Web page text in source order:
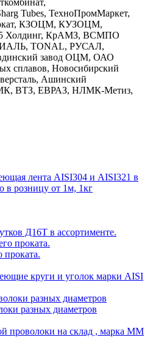
Tubes, ТехноПромМаркет,
КЗОЦМ, КУЗОЦМ,
Холдинг, КрАМЗ, ВСМПО
TONAL, РУСАЛ,
завод ОЦМ, ОАО
сплавов, Новосибирский
Ашинский
ВТЗ, ЕВРАЗ, НЛМК-Метиз,
лента AISI304 и AISI321 в
в розницу от 1м, 1кг
Д16Т в ассортименте.
круги и уголок марки AISI
разных диаметров
проволоки на склад , марка ММ